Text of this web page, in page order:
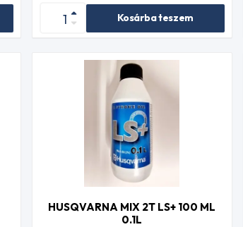
Kosárba teszem
HUSQVARNA MIX 2T LS+ 100 ML
0.1L